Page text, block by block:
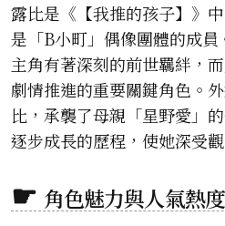
露比是《【我推的孩子】》
是「B小町」偶像團體的成
主角有著深刻的前世羈絆，
劇情推進的重要關鍵角色。
比，承襲了母親「星野愛」
逐步成長的歷程，使她深受
角色魅力與人氣熱